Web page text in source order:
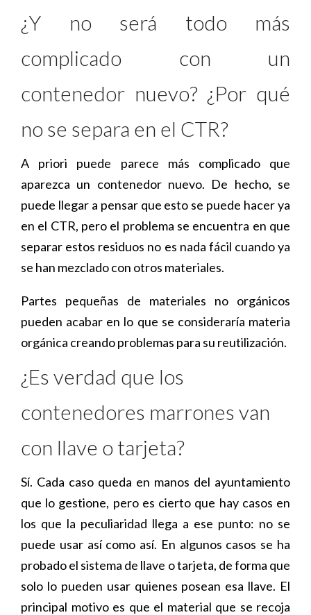
¿Y no será todo más
complicado con un
contenedor nuevo? ¿Por qué
no se separa en el CTR?
A priori puede parece más complicado que
aparezca un contenedor nuevo. De hecho, se
puede llegar a pensar que esto se puede hacer ya
en el CTR, pero el problema se encuentra en que
separar estos residuos no es nada fácil cuando ya
se han mezclado con otros materiales.
Partes pequeñas de materiales no orgánicos
pueden acabar en lo que se consideraría materia
orgánica creando problemas para su reutilización.
¿Es verdad que los
contenedores marrones van
con llave o tarjeta?
Sí. Cada caso queda en manos del ayuntamiento
que lo gestione, pero es cierto que hay casos en
los que la peculiaridad llega a ese punto: no se
puede usar así como así. En algunos casos se ha
probado el sistema de llave o tarjeta, de forma que
solo lo pueden usar quienes posean esa llave. El
principal motivo es que el material que se recoja